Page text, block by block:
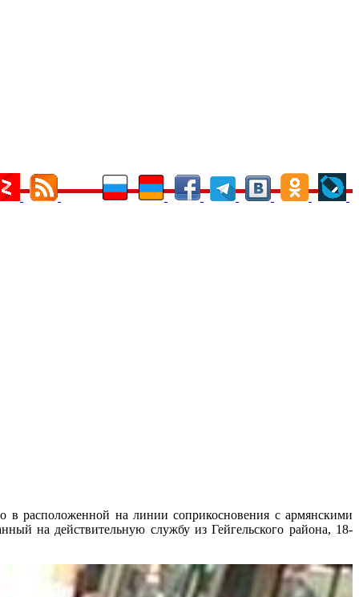
в расположенной на линии соприкосновения с армянскими
на действительную службу из Гейгельского района, 18-